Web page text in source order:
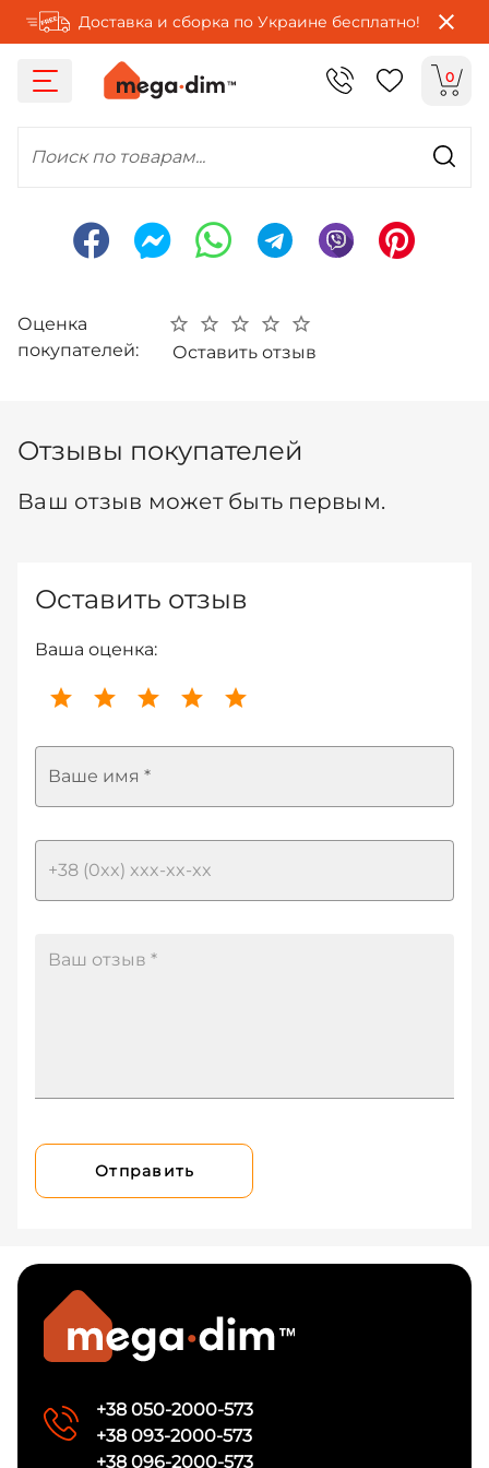
Доставка и сборка по Украине бесплатно!
0
Поиск по товарам...
Оценка
покупателей:
Оставить отзыв
Отзывы покупателей
Ваш отзыв может быть первым.
Оставить отзыв
Ваша оценка:
Ваше имя *
Отправить
+38 050-2000-573
+38 093-2000-573
+38 096-2000-573